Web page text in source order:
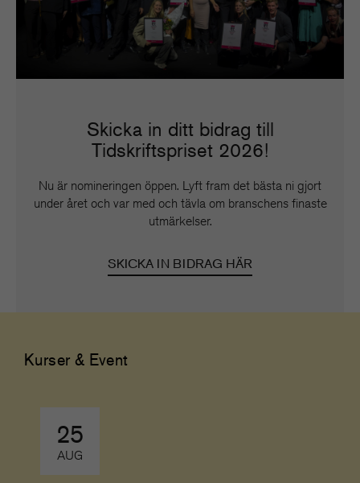
Skicka in ditt bidrag till
Tidskriftspriset 2026!
Nu är nomineringen öppen. Lyft fram det bästa ni gjort
under året och var med och tävla om branschens finaste
utmärkelser.
SKICKA IN BIDRAG HÄR
Kurser & Event
25
AUG